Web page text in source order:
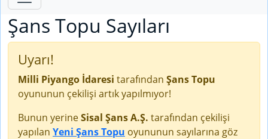
Şans Topu Sayıları
Uyarı!
Milli Piyango İdaresi tarafından Şans Topu
oyununun çekilişi artık yapılmıyor!
Bunun yerineSisal Şans A.Ş. tarafından çekilişi
yapılan Yeni Şans Topu oyununun sayılarına göz